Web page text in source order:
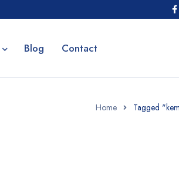
Blog Contact
Home Tagged